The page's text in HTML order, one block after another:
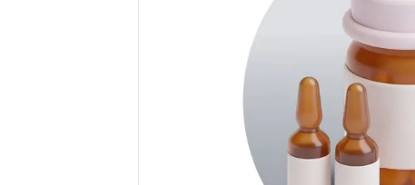
7.
. roche posay
9. nivea
10 pañales